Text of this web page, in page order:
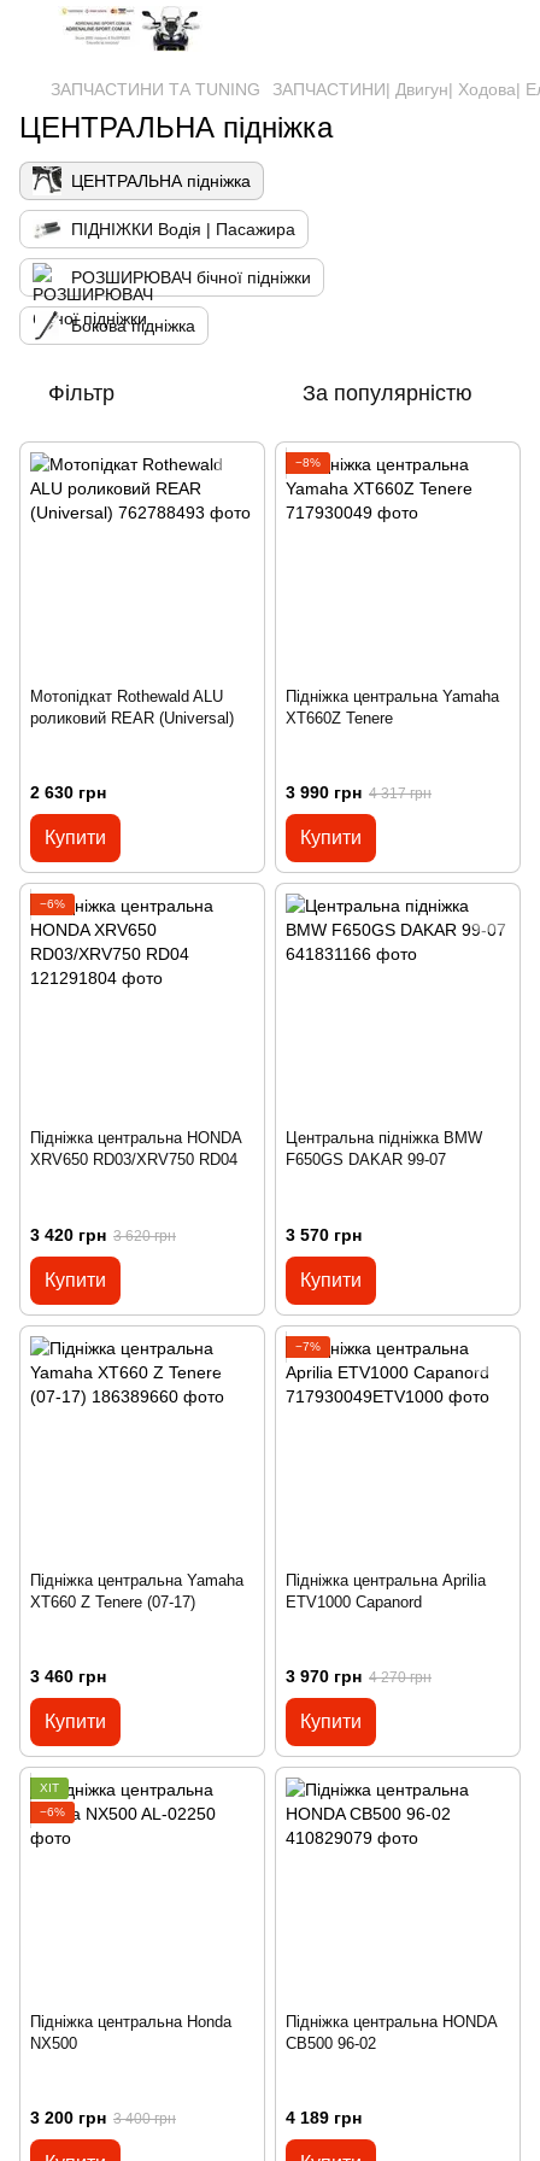
ЗАПЧАСТИНИ ТА ТUNING ЗАПЧАСТИНИ| Двигун| Ходова|
ЦЕНТРАЛЬНА підніжка
ЦЕНТРАЛЬНА підніжка
ПІДНІЖКИ Водія | Пасажира
РОЗШИРЮВАЧ бічної підніжки
Бокова підніжка
Фільтр За популярністю
Мотопідкат Rothewald ALU
роликовий REAR (Universal)
2 630 грн
Купити
−8%
Підніжка центральна Yamaha
XT660Z Tenere
3 990 грн 4 317 грн
Купити
−6%
Підніжка центральна HONDA
XRV650 RD03/XRV750 RD04
3 420 грн 3 620 грн
Купити
Центральна підніжка BMW
F650GS DAKAR 99-07
3 570 грн
Купити
Підніжка центральна Yamaha
XT660 Z Tenere (07-17)
3 460 грн
Купити
−7%
Підніжка центральна Aprilia
ETV1000 Capanord
3 970 грн 4 270 грн
Купити
ХІТ
−6%
Підніжка центральна Honda
NX500
3 200 грн 3 400 грн
Підніжка центральна HONDA
CB500 96-02
4 189 грн